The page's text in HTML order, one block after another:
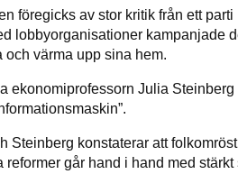
föregicks av stor kritik från ett
lobbyorganisationer kampanjade
och värma upp sina hem.
ekonomiprofessorn Julia Steinberg
Steinberg konstaterar att
reformer går hand i hand med